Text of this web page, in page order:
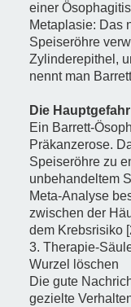
einer
Metaplasie: Das
Speiseröhre
Zylinderepithel,
nennt man
Die
Ein Barrett-
Präkanzerose.
Speiseröhre zu
unbehandeltem
Meta-Analyse
zwischen der
dem Krebsrisiko
3. Therapie-
Wurzel löschen
Die gute
gezielte